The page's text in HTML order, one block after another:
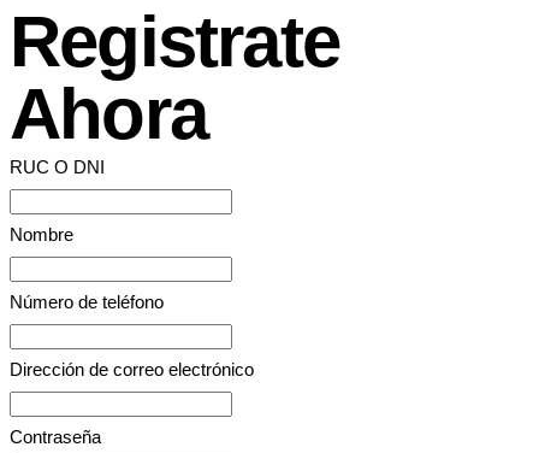
Registrate
Ahora
RUC O DNI
Nombre
Número de teléfono
Dirección de correo electrónico
Contraseña